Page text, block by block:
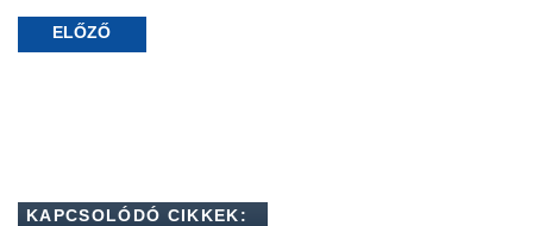
ELŐZŐ
KAPCSOLÓDÓ CIKKEK: